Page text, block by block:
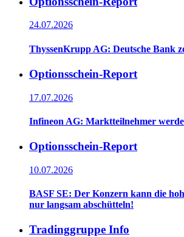
24.07.2026
ThyssenKrupp AG: Deutsche Bank
Optionsschein-Report
17.07.2026
Infineon AG: Marktteilnehmer
Optionsschein-Report
10.07.2026
BASF SE: Der Konzern kann die
nur langsam abschütteln!
Tradinggruppe Info